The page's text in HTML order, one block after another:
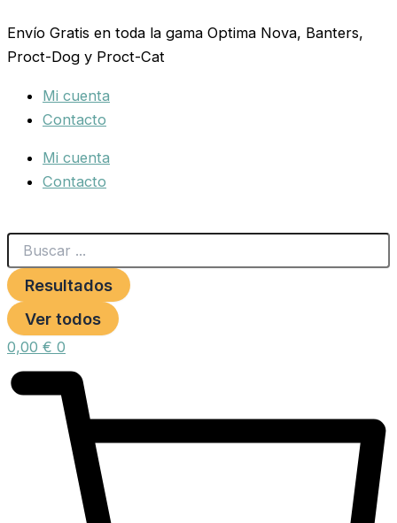
al
contenido
Envío Gratis en toda la gama Optima Nova, Banters,
Proct-Dog y Proct-Cat
Mi cuenta
Contacto
Mi cuenta
Contacto
...
Resultados
Ver todos
0,00 € 0
CIOTTOLI
0.3
LTS.T/P
cantidad